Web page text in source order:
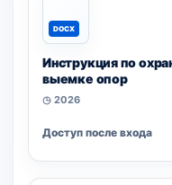
DOCX
Инструкция по
выемке опор
◷ 2026
Доступ после входа